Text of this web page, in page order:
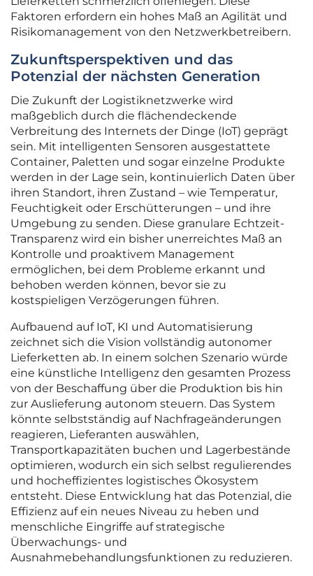
Faktoren erfordern ein hohes Maß an Agilität und
Risikomanagement von den Netzwerkbetreibern.
Zukunftsperspektiven und das
Potenzial der nächsten Generation
Die Zukunft der Logistiknetzwerke wird
maßgeblich durch die flächendeckende
Verbreitung des Internets der Dinge (IoT) geprägt
sein. Mit intelligenten Sensoren ausgestattete
Container, Paletten und sogar einzelne Produkte
werden in der Lage sein, kontinuierlich Daten über
ihren Standort, ihren Zustand – wie Temperatur,
Feuchtigkeit oder Erschütterungen – und ihre
Umgebung zu senden. Diese granulare Echtzeit-
Transparenz wird ein bisher unerreichtes Maß an
Kontrolle und proaktivem Management
ermöglichen, bei dem Probleme erkannt und
behoben werden können, bevor sie zu
kostspieligen Verzögerungen führen.
Aufbauend auf IoT, KI und Automatisierung
zeichnet sich die Vision vollständig autonomer
Lieferketten ab. In einem solchen Szenario würde
eine künstliche Intelligenz den gesamten Prozess
von der Beschaffung über die Produktion bis hin
zur Auslieferung autonom steuern. Das System
könnte selbstständig auf Nachfrageänderungen
reagieren, Lieferanten auswählen,
Transportkapazitäten buchen und Lagerbestände
optimieren, wodurch ein sich selbst regulierendes
und hocheffizientes logistisches Ökosystem
entsteht. Diese Entwicklung hat das Potenzial, die
Effizienz auf ein neues Niveau zu heben und
menschliche Eingriffe auf strategische
Überwachungs- und
Ausnahmebehandlungsfunktionen zu reduzieren.